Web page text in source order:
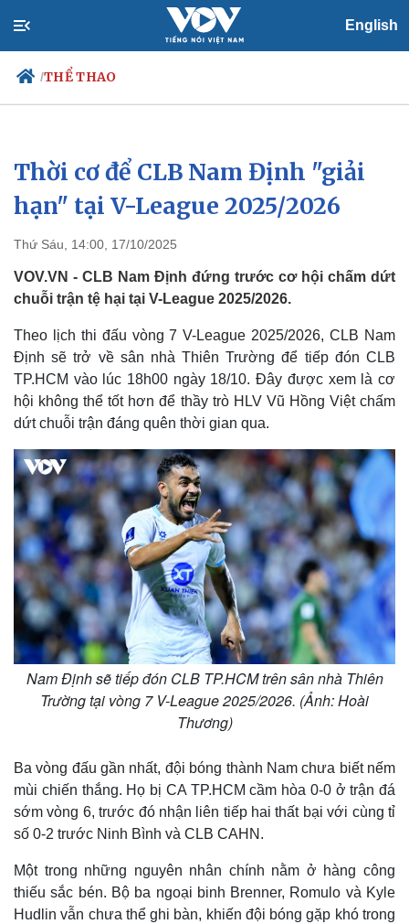
English
/THỂ THAO
Chính trị
Tổ chức nhân sự
Nhận diện sự thật
Xã hội
Tin 24h
Dự báo thời tiết
Việc làm
Biển đảo
Thời cơ để CLB Nam Định "giải
hạn" tại V-League 2025/2026
Thứ Sáu, 14:00, 17/10/2025
VOV.VN - CLB Nam Định đứng trước cơ hội chấm dứt
chuỗi trận tệ hại tại V-League 2025/2026.
Theo lịch thi đấu vòng 7 V-League 2025/2026, CLB Nam
Định sẽ trở về sân nhà Thiên Trường để tiếp đón CLB
TP.HCM vào lúc 18h00 ngày 18/10. Đây được xem là cơ
hội không thể tốt hơn để thầy trò HLV Vũ Hồng Việt chấm
dứt chuỗi trận đáng quên thời gian qua.
Nam Định sẽ tiếp đón CLB TP.HCM trên sân nhà Thiên
Trường tại vòng 7 V-League 2025/2026. (Ảnh: Hoài
Thương)
Ba vòng đấu gần nhất, đội bóng thành Nam chưa biết nếm
mùi chiến thắng. Họ bị CA TP.HCM cầm hòa 0-0 ở trận đá
sớm vòng 6, trước đó nhận liên tiếp hai thất bại với cùng tỉ
số 0-2 trước Ninh Bình và CLB CAHN.
Một trong những nguyên nhân chính nằm ở hàng công
thiếu sắc bén. Bộ ba ngoại binh Brenner, Romulo và Kyle
Hudlin vẫn chưa thể ghi bàn, khiến đội bóng gặp khó trong